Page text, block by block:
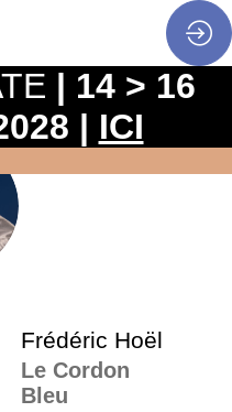
Frédéric Hoël
Le Cordon
Bleu
| 14 > 16
| ICI